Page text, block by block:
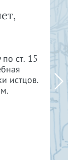
ст. 15
истцов.